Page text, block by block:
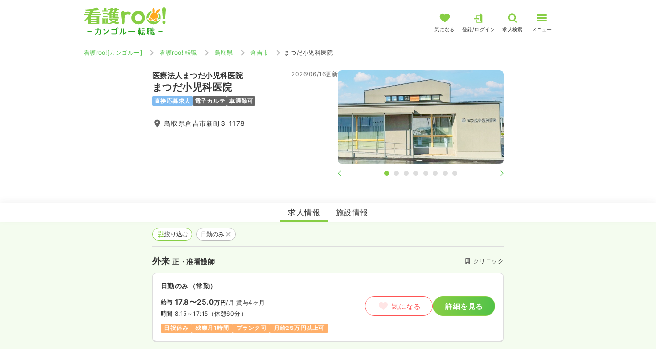
気になる 登録/ログイン 求人検索 メニュー
看護roo![カンゴルー] 看護roo! 転職 鳥取県 倉吉市 まつだ小児科医院
医療法人まつだ小児科医院
まつだ小児科医院
2026/06/16更新
直接応募求人 電子カルテ 車通勤可
鳥取県倉吉市新町3ｰ1178
まつだ小児科医院
求人情報 施設情報
絞り込む 日勤のみ
外来正・准看護師 クリニック
日勤のみ（常勤）
給与 17.8〜25.0万円/月 賞与4ヶ月
時間 8:15～17:15 （休憩60分）
日祝休み
残業月1時間 ブランク可 月給25万円以上可
気になる 詳細を見る